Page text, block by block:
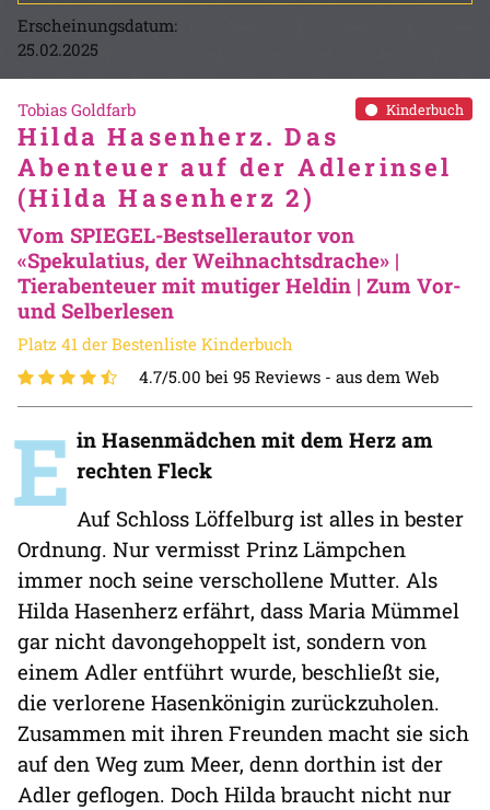
Erscheinungsdatum:
25.02.2025
Kinderbuch
Tobias Goldfarb
Hilda Hasenherz. Das
Abenteuer auf der Adlerinsel
(Hilda Hasenherz 2)
Vom SPIEGEL-Bestsellerautor von
«Spekulatius, der Weihnachtsdrache» |
Tierabenteuer mit mutiger Heldin | Zum Vor-
und Selberlesen
Platz 41 der Bestenliste Kinderbuch
4.7/5.00 bei 95 Reviews - aus dem Web
E in Hasenmädchen mit dem Herz am
rechten Fleck
Auf Schloss Löffelburg ist alles in bester
Ordnung. Nur vermisst Prinz Lämpchen
immer noch seine verschollene Mutter. Als
Hilda Hasenherz erfährt, dass Maria Mümmel
gar nicht davongehoppelt ist, sondern von
einem Adler entführt wurde, beschließt sie,
die verlorene Hasenkönigin zurückzuholen.
Zusammen mit ihren Freunden macht sie sich
auf den Weg zum Meer, denn dorthin ist der
Adler geflogen. Doch Hilda braucht nicht nur